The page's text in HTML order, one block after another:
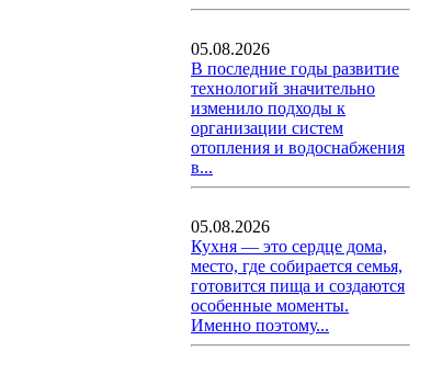
05.08.2026
В последние годы развитие
технологий значительно
изменило подходы к
организации систем
отопления и водоснабжения
в...
05.08.2026
Кухня — это сердце дома,
место, где собирается семья,
готовится пища и создаются
особенные моменты.
Именно поэтому...